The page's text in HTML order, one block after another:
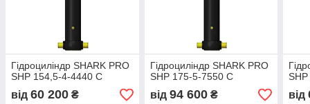
Гідроциліндр SHARK PRO
SHP 154,5-4-4440 C
від 60 200 ₴
Гідроциліндр SHARK PRO
SHP 175-5-7550 C
від 94 600₴ від